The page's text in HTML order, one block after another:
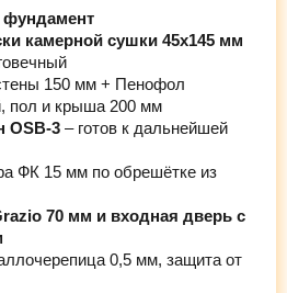
камерной сушки 45х145 мм
150 мм + Пенофол
пол и крыша 200 мм
OSB-3 – готов к дальнейшей
ФК 15 мм по обрешётке из
70 мм и входная дверь с
0,5 мм, защита от